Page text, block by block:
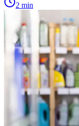
2 min